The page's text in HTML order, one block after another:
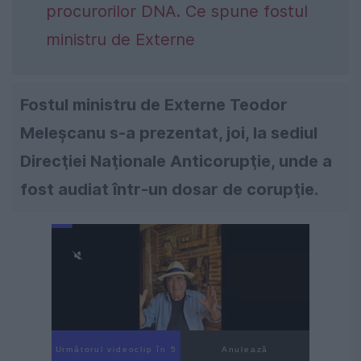
procurorilor DNA. Ce spune fostul
ministru de Externe
Fostul ministru de Externe Teodor
Meleşcanu s-a prezentat, joi, la sediul
Direcţiei Naţionale Anticorupţie, unde a
fost audiat într-un dosar de corupţie.
Următorul videoclip în 4 Anulează